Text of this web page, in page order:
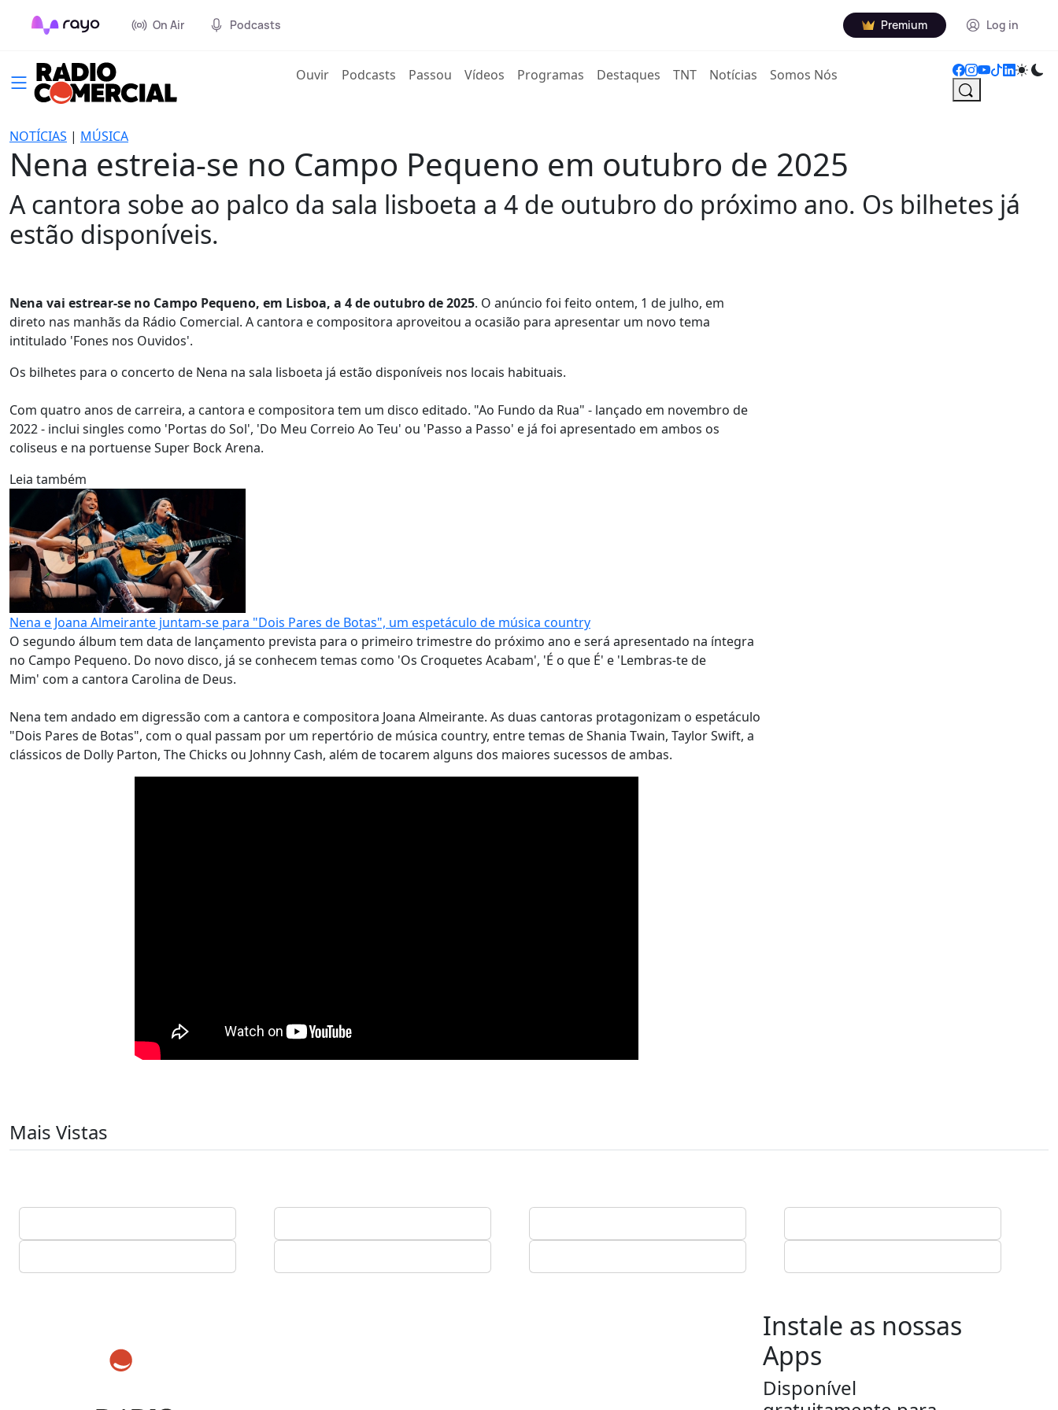
On Air Podcasts Premium Log in
Ouvir(current)
Podcasts Passou Vídeos Programas Destaques TNT Notícias Somos Nós
NOTÍCIAS | MÚSICA
Nena estreia-se no Campo Pequeno em outubro de 2025
A cantora sobe ao palco da sala lisboeta a 4 de outubro do próximo ano. Os bilhetes já
estão disponíveis.
Nena vai estrear-se no Campo Pequeno, em Lisboa, a 4 de outubro de 2025. O anúncio foi feito ontem, 1 de julho, em
direto nas manhãs da Rádio Comercial. A cantora e compositora aproveitou a ocasião para apresentar um novo tema
intitulado 'Fones nos Ouvidos'.
Os bilhetes para o concerto de Nena na sala lisboeta já estão disponíveis nos locais habituais.
Com quatro anos de carreira, a cantora e compositora tem um disco editado. "Ao Fundo da Rua" - lançado em novembro de
2022 - inclui singles como 'Portas do Sol', 'Do Meu Correio Ao Teu' ou 'Passo a Passo' e já foi apresentado em ambos os
coliseus e na portuense Super Bock Arena.
Leia também
Nena e Joana Almeirante juntam-se para "Dois Pares de Botas", um espetáculo de música country
O segundo álbum tem data de lançamento prevista para o primeiro trimestre do próximo ano e será apresentado na íntegra
no Campo Pequeno. Do novo disco, já se conhecem temas como 'Os Croquetes Acabam', 'É o que É' e 'Lembras-te de
Mim' com a cantora Carolina de Deus.
Nena tem andado em digressão com a cantora e compositora Joana Almeirante. As duas cantoras protagonizam o espetáculo
"Dois Pares de Botas", com o qual passam por um repertório de música country, entre temas de Shania Twain, Taylor Swift, a
clássicos de Dolly Parton, The Chicks ou Johnny Cash, além de tocarem alguns dos maiores sucessos de ambas.
Mais Vistas
Instale as nossas
Apps
Disponível